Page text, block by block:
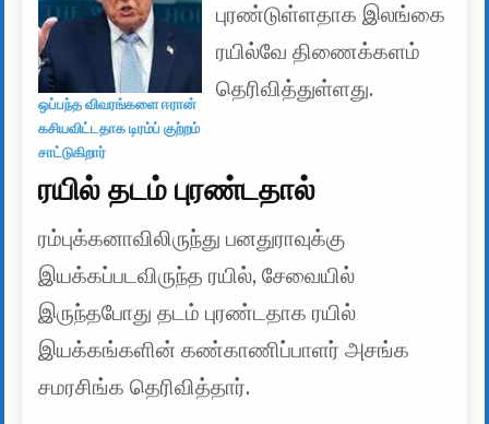
ஒப்பந்த விவரங்களை ஈரான்
கசியவிட்டதாக டிரம்ப் குற்றம்
சாட்டுகிறார்
புரண்டுள்ளதாக இலங்கை
ரயில்வே திணைக்களம்
தெரிவித்துள்ளது.
ரயில் தடம் புரண்டதால்
ரம்புக்கனாவிலிருந்து பனதுராவுக்கு
இயக்கப்படவிருந்த ரயில், சேவையில்
இருந்தபோது தடம் புரண்டதாக ரயில்
இயக்கங்களின் கண்காணிப்பாளர் அசங்க
சமரசிங்க தெரிவித்தார்.